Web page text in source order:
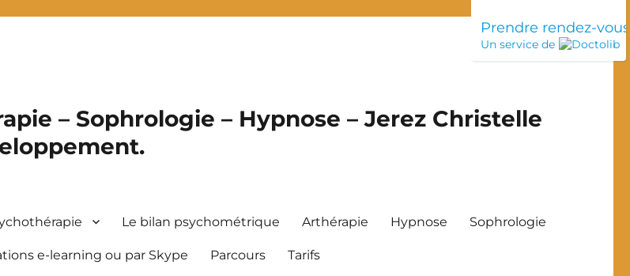
– Sophrologie – Hypnose – Jerez Christelle
Le bilan psychométrique Arthérapie Hypnose Sophrologie
e-learning ou par Skype Parcours Tarifs
Prendre rendez-vous
Un service de